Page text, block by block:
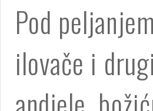
Pod
ilovače i